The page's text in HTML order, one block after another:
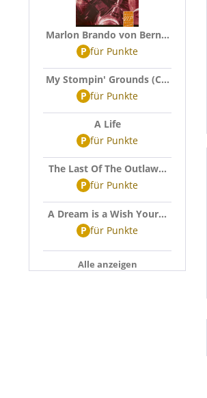
Marlon Brando von Bern...
P für Punkte
My Stompin' Grounds (C...
P für Punkte
A Life
P für Punkte
The Last Of The Outlaw...
P für Punkte
A Dream is a Wish Your...
P für Punkte
Alle anzeigen